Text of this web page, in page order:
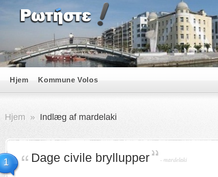
Hjem Kommune Volos
Hjem » Indlæg af mardelaki
1 Dage civile bryllupper - mardelaki